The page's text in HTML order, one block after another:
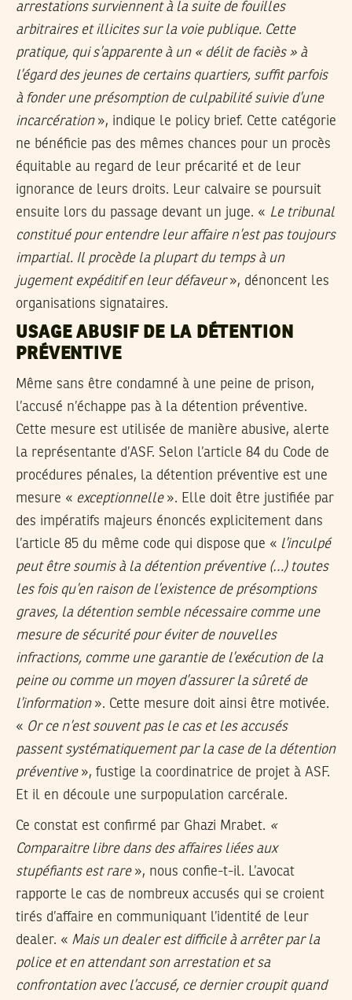
arrestations surviennent à la suite de fouilles
arbitraires et illicites sur la voie publique. Cette
pratique, qui s’apparente à un « délit de faciès » à
l’égard des jeunes de certains quartiers, suffit parfois
à fonder une présomption de culpabilité suivie d’une
incarcération», indique le policy brief. Cette catégorie
ne bénéficie pas des mêmes chances pour un procès
équitable au regard de leur précarité et de leur
ignorance de leurs droits. Leur calvaire se poursuit
ensuite lors du passage devant un juge. « Le tribunal
constitué pour entendre leur affaire n’est pas toujours
impartial. Il procède la plupart du temps à un
jugement expéditif en leur défaveur», dénoncent les
organisations signataires.
USAGE ABUSIF DE LA DÉTENTION
PRÉVENTIVE
Même sans être condamné à une peine de prison,
l’accusé n’échappe pas à la détention préventive.
Cette mesure est utilisée de manière abusive, alerte
la représentante d’ASF. Selon l’article 84 du Code de
procédures pénales, la détention préventive est une
mesure « exceptionnelle». Elle doit être justifiée par
des impératifs majeurs énoncés explicitement dans
l’article 85 du même code qui dispose que « l’inculpé
peut être soumis à la détention préventive (…) toutes
les fois qu’en raison de l’existence de présomptions
graves, la détention semble nécessaire comme une
mesure de sécurité pour éviter de nouvelles
infractions, comme une garantie de l’exécution de la
peine ou comme un moyen d’assurer la sûreté de
l’information ». Cette mesure doit ainsi être motivée.
« Or ce n’est souvent pas le cas et les accusés
passent systématiquement par la case de la détention
préventive», fustige la coordinatrice de projet à ASF.
Et il en découle une surpopulation carcérale.
Ce constat est confirmé par Ghazi Mrabet. «
Comparaitre libre dans des affaires liées aux
stupéfiants est rare », nous confie-t-il. L’avocat
rapporte le cas de nombreux accusés qui se croient
tirés d’affaire en communiquant l’identité de leur
dealer. « Mais un dealer est difficile à arrêter par la
police et en attendant son arrestation et sa
confrontation avec l’accusé, ce dernier croupit quand